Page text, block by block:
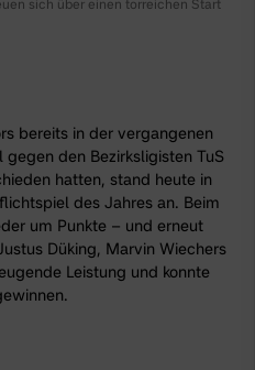
sich über einen torreichen Start
bereits in der vergangenen
den Bezirksligisten TuS
hatten, stand heute in
des Jahres an. Beim
um Punkte – und erneut
Düking, Marvin Wiechers
Leistung und konnte